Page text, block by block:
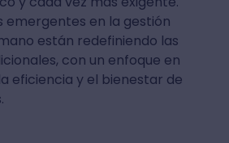
emergentes en la gestión
están redefiniendo las
con un enfoque en
eficiencia y el bienestar de